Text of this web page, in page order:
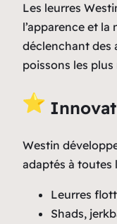
Les leurres
l’apparence et la
déclenchant des
poissons les
Westin
adaptés à toutes
Leurres
Shads,